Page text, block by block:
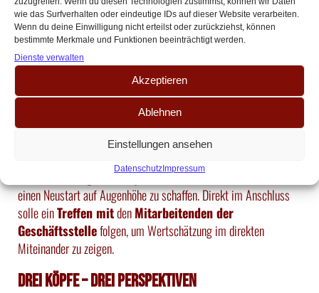
wie das Surfverhalten oder eindeutige IDs auf dieser Website verarbeiten.
Wenn du deine Einwilligung nicht erteilst oder zurückziehst, können
bestimmte Merkmale und Funktionen beeinträchtigt werden.
Dienste verwalten
Akzeptieren
Ablehnen
Einstellungen ansehen
DatenschutzImpressum
Regelverstöße gegen Pyroverboteseien zwarkein
Kavaliersdelikt, dennoch sei man überzeugt, dass
mittelfristigsicheretechnische Lösungen gefunden
werden könnten. Wichtig sei, dass der
Spitzenreiter bei Strafzahlungen werde
die DFL gefragt.
Erste Amtshandlungen im Falle einer Wahl
Amtshandlung ein Gespräch mit der Stadt
einen Neustart auf Augenhöhe zu schaffen. Direkt im Anschluss
solle einTreffen mitdenMitarbeitenden der
Geschäftsstellefolgen, um Wertschätzung im direkten
Miteinander zu zeigen.
Drei Köpfe – drei Perspektiven